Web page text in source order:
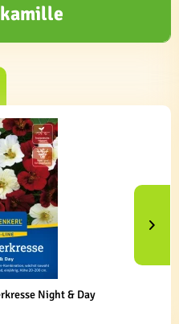
Night & Day